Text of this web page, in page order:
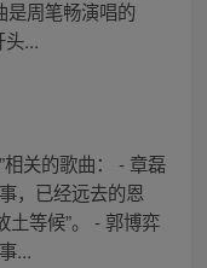
是周笔畅演唱的
头...
关的歌曲： - 章磊
，已经远去的恩
土等候”。 - 郭博弈
...